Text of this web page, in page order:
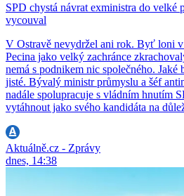
SPD chystá návrat exministra do
vycouval
V Ostravě nevydržel ani rok. Byť loni
Pecina jako velký zachránce
nemá s podnikem nic společného.
jisté. Bývalý ministr průmyslu a šéf
nadále spolupracuje s vládním hnutím
vytáhnout jako svého kandidáta na
Aktuálně.cz - Zprávy
dnes, 14:38